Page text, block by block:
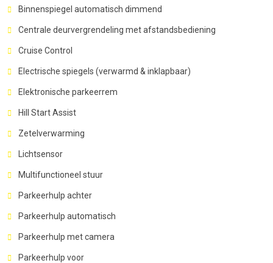
Binnenspiegel automatisch dimmend
Centrale deurvergrendeling met afstandsbediening
Cruise Control
Electrische spiegels (verwarmd & inklapbaar)
Elektronische parkeerrem
Hill Start Assist
Zetelverwarming
Lichtsensor
Multifunctioneel stuur
Parkeerhulp achter
Parkeerhulp automatisch
Parkeerhulp met camera
Parkeerhulp voor